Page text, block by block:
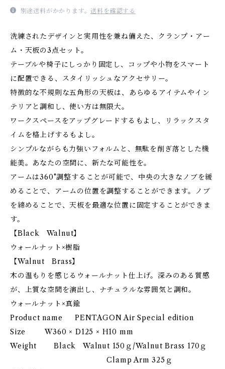
別途送料がかかります。送料を確認する
洗練されたデザインと実用性を兼ね備えた、クランプ・アー
ム・天板の3点セット。
テーブルや椅子にしっかり固定し、コップや小物をスマート
に配置できる、スタイリッシュなアクセサリー。
特徴的な不規則な五角形の天板は、あらゆるアイテムやイン
テリアと調和し、使い方は無限大。
ワークスペースをアップグレードするもよし、リラックスタ
イムを格上げするもよし。
シンプルながらも力強いフォルムと、無駄を削ぎ落とした機
能美。あなたの空間に、新たな可能性を。
アームは360°調整することが可能で、中央の大きなノブを緩
めることで、アームの位置を調整することができます。ノブ
を締めることで、天板を最適な位置に固定することができま
す。
【Black Walnut】
ウォールナット×樹脂
【Walnut Brass】
木の温もりを感じるウォールナット仕上げ。深みのある質感
が、上質な空間を演出し、ナチュラルな雰囲気と調和。
ウォールナット×真鍮
Product name PENTAGON Air Special edition
Size W360 × D125 × H10 mm
Weight Black Walnut 150ｇ/Walnut Brass 170ｇ
Clamp Arm 325ｇ